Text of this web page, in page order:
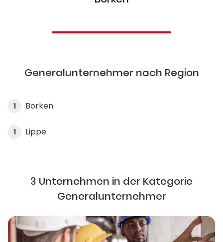
Generalunternehmer nach Region
1 Borken
1 Lippe
3 Unternehmen in der Kategorie
Generalunternehmer